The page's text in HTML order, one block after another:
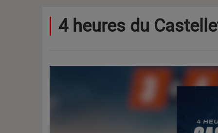
4 heures du